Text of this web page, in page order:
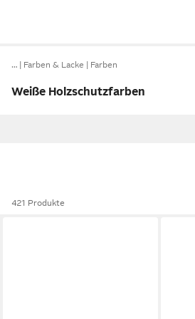
… Farben & Lacke Farben
Weiße Holzschutzfarben
421 Produkte